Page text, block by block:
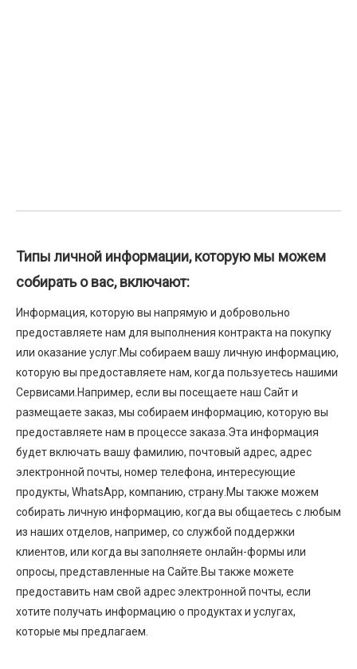
Типы личной информации, которую мы можем
собирать о вас, включают:
Информация, которую вы напрямую и добровольно
предоставляете нам для выполнения контракта на покупку
или оказание услуг.Мы собираем вашу личную информацию,
которую вы предоставляете нам, когда пользуетесь нашими
Сервисами.Например, если вы посещаете наш Сайт и
размещаете заказ, мы собираем информацию, которую вы
предоставляете нам в процессе заказа.Эта информация
будет включать вашу фамилию, почтовый адрес, адрес
электронной почты, номер телефона, интересующие
продукты, WhatsApp, компанию, страну.Мы также можем
собирать личную информацию, когда вы общаетесь с любым
из наших отделов, например, со службой поддержки
клиентов, или когда вы заполняете онлайн-формы или
опросы, представленные на Сайте.Вы также можете
предоставить нам свой адрес электронной почты, если
хотите получать информацию о продуктах и ​​услугах,
которые мы предлагаем.